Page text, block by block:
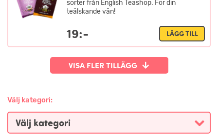
sorter från English Teashop. För din
teälskande vän!
19:- LÄGG TILL
VISA FLER TILLÄGG
Välj kategori: